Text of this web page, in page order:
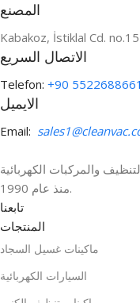
المصنع
Kabakoz, İstiklal Cd.
الاتصال السريع
Telefon: +90 5522688661
الايميل
Email:
والمركبات الكهربائية
منذ عام 1990.
تابعنا
المنتجات
ماكينات غسيل السجاد
السيارات الكهربائية